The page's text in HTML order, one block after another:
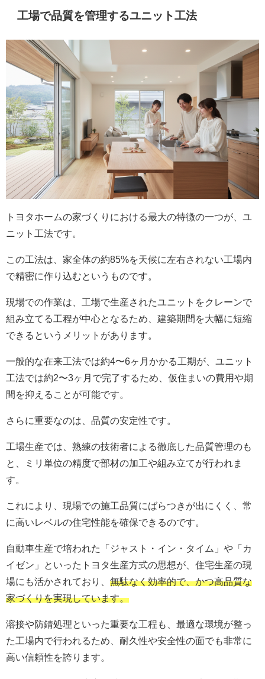
工場で品質を管理するユニット工法
トヨタホームの家づくりにおける最大の特徴の一つが、ユ
ニット工法です。
この工法は、家全体の約85%を天候に左右されない工場内
で精密に作り込むというものです。
現場での作業は、工場で生産されたユニットをクレーンで
組み立てる工程が中心となるため、建築期間を大幅に短縮
できるというメリットがあります。
一般的な在来工法では約4〜6ヶ月かかる工期が、ユニット
工法では約2〜3ヶ月で完了するため、仮住まいの費用や期
間を抑えることが可能です。
さらに重要なのは、品質の安定性です。
工場生産では、熟練の技術者による徹底した品質管理のも
と、ミリ単位の精度で部材の加工や組み立てが行われま
す。
これにより、現場での施工品質にばらつきが出にくく、常
に高いレベルの住宅性能を確保できるのです。
自動車生産で培われた「ジャスト・イン・タイム」や「カ
イゼン」といったトヨタ生産方式の思想が、住宅生産の現
場にも活かされており、 無駄なく効率的で、かつ高品質な
家づくりを実現しています。
溶接や防錆処理といった重要な工程も、最適な環境が整っ
た工場内で行われるため、耐久性や安全性の面でも非常に
高い信頼性を誇ります。